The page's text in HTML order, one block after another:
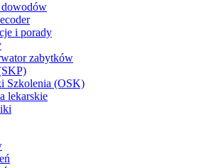
i porady
zabytków
Szkolenia (OSK)
lekarskie